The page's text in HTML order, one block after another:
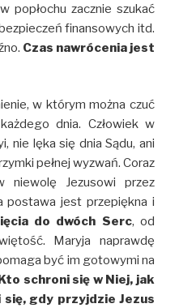
popłochu zacznie szukać
finansowych itd.
Czas nawrócenia jest
w którym można czuć
dnia. Człowiek w
nie lęka się dnia Sądu, ani
pełnej wyzwań. Coraz
Jezusowi przez
postawa jest przepiękna i
do dwóch Serc, od
Maryja naprawdę
być im gotowymi na
schroni się w Niej, jak
gdy przyjdzie Jezus